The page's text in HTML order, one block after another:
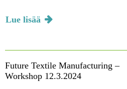
Lue lisää
Future Textile Manufacturing –
Workshop 12.3.2024